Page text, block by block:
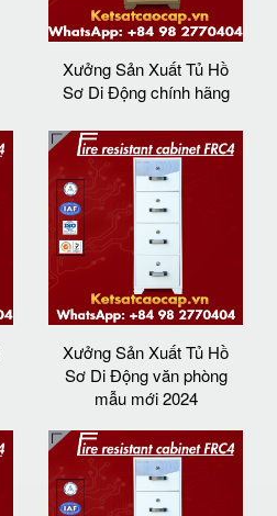
Xưởng Sản Xuất Tủ Hồ
Sơ Di Động chính hãng
Xưởng Sản Xuất Tủ Hồ
Sơ Di Động văn phòng
mẫu mới 2024